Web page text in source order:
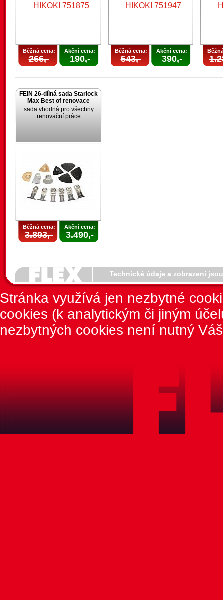
Běžná cena:
266,-
Akční cena:
190,-
Běžná cena:
543,-
Akční cena:
390,-
FEIN 26-dílná sada Starlock
Max Best of renovace
sada vhodná pro všechny
renovační práce
Běžná cena:
3.893,-
Akční cena:
3.490,-
Technické údaje a zobrazení
Stránka využívá jen nezbytné
cookies (k analytickým či jiným
nezbytných cookies není nutný